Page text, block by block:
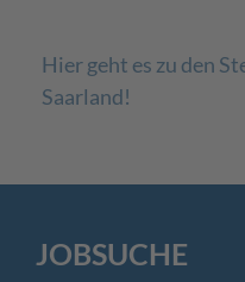
Hier geht es zu den
Saarland!
JOBSUCHE